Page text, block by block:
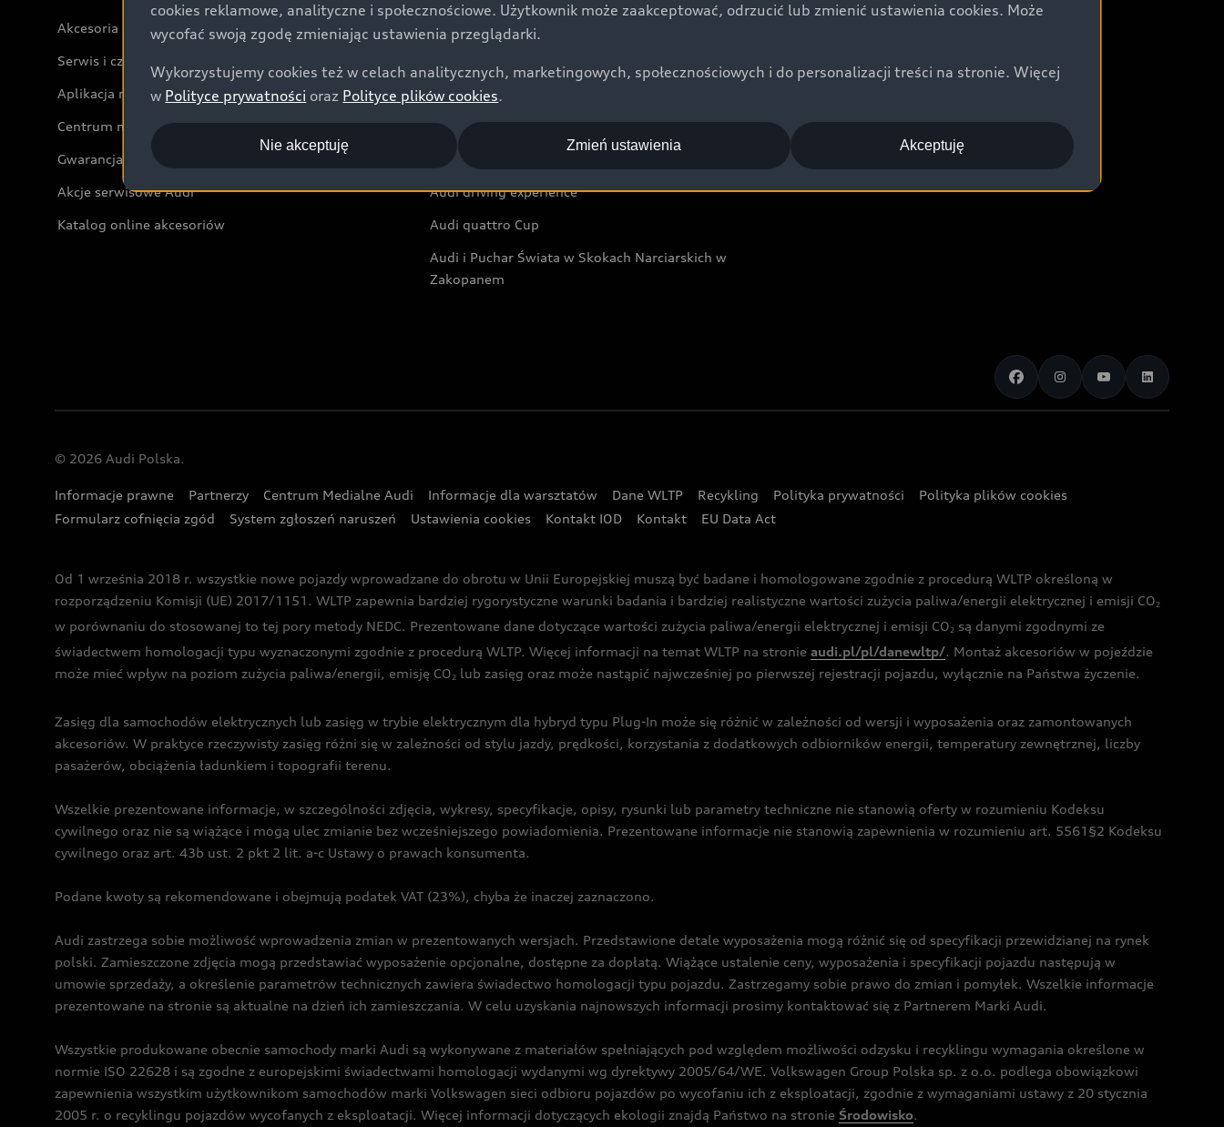
Akcesoria
Serwis i części
Aplikacja myAudi i usługi cyfrowe
Centrum napraw powypadkowych
Gwarancja
Akcje serwisowe Audi
Katalog online akcesoriów
Aktualności i historie postępu
Audi Nuvolari
Audi Sport Festiwal
Audi i Muzeum Sztuki Nowoczesnej w Warszawie
Audi driving experience
Audi quattro Cup
Audi i Puchar Świata w Skokach Narciarskich w
Zakopanem
© 2026 Audi Polska.
Informacje prawne Partnerzy Centrum Medialne Audi Informacje dla warsztatów Dane WLTP Recykling Polityka prywatności
Polityka plików cookies
Formularz cofnięcia zgód
System zgłoszeń naruszeń Ustawienia cookies Kontakt IOD Kontakt EU Data Act
Od 1 września 2018 r. wszystkie nowe pojazdy wprowadzane do obrotu w Unii Europejskiej muszą być badane i homologowane zgodnie z procedurą WLTP określoną w
rozporządzeniu Komisji (UE) 2017/1151. WLTP zapewnia bardziej rygorystyczne warunki badania i bardziej realistyczne wartości zużycia paliwa/energii elektrycznej i emisji CO2
w porównaniu do stosowanej to tej pory metody NEDC. Prezentowane dane dotyczące wartości zużycia paliwa/energii elektrycznej i emisji CO2 są danymi zgodnymi ze
świadectwem homologacji typu wyznaczonymi zgodnie z procedurą WLTP. Więcej informacji na temat WLTP na stronie audi.pl/pl/danewltp/. Montaż akcesoriów w pojeździe
może mieć wpływ na poziom zużycia paliwa/energii, emisję CO2 lub zasięg oraz może nastąpić najwcześniej po pierwszej rejestracji pojazdu, wyłącznie na Państwa życzenie.
Zasięg dla samochodów elektrycznych lub zasięg w trybie elektrycznym dla hybryd typu Plug-In może się różnić w zależności od wersji i wyposażenia oraz zamontowanych
akcesoriów. W praktyce rzeczywisty zasięg różni się w zależności od stylu jazdy, prędkości, korzystania z dodatkowych odbiorników energii, temperatury zewnętrznej, liczby
pasażerów, obciążenia ładunkiem i topografii terenu.
Wszelkie prezentowane informacje, w szczególności zdjęcia, wykresy, specyfikacje, opisy, rysunki lub parametry techniczne nie stanowią oferty w rozumieniu Kodeksu
cywilnego oraz nie są wiążące i mogą ulec zmianie bez wcześniejszego powiadomienia. Prezentowane informacje nie stanowią zapewnienia w rozumieniu art. 5561§2 Kodeksu
cywilnego oraz art. 43b ust. 2 pkt 2 lit. a-c Ustawy o prawach konsumenta.
Podane kwoty są rekomendowane i obejmują podatek VAT (23%), chyba że inaczej zaznaczono.
Audi zastrzega sobie możliwość wprowadzenia zmian w prezentowanych wersjach. Przedstawione detale wyposażenia mogą różnić się od specyfikacji przewidzianej na rynek
polski. Zamieszczone zdjęcia mogą przedstawiać wyposażenie opcjonalne, dostępne za dopłatą. Wiążące ustalenie ceny, wyposażenia i specyfikacji pojazdu następują w
umowie sprzedaży, a określenie parametrów technicznych zawiera świadectwo homologacji typu pojazdu. Zastrzegamy sobie prawo do zmian i pomyłek. Wszelkie informacje
prezentowane na stronie są aktualne na dzień ich zamieszczania. W celu uzyskania najnowszych informacji prosimy kontaktować się z Partnerem Marki Audi.
Wszystkie produkowane obecnie samochody marki Audi są wykonywane z materiałów spełniających pod względem możliwości odzysku i recyklingu wymagania określone w
normie ISO 22628 i są zgodne z europejskimi świadectwami homologacji wydanymi wg dyrektywy 2005/64/WE. Volkswagen Group Polska sp. z o.o. podlega obowiązkowi
zapewnienia wszystkim użytkownikom samochodów marki Volkswagen sieci odbioru pojazdów po wycofaniu ich z eksploatacji, zgodnie z wymaganiami ustawy z 20 stycznia
2005 r. o recyklingu pojazdów wycofanych z eksploatacji. Więcej informacji dotyczących ekologii znajdą Państwo na stronie Środowisko.
cookies reklamowe, analityczne i społecznościowe. Użytkownik może zaakceptować, odrzucić lub zmienić ustawienia cookies. Może
wycofać swoją zgodę zmieniając ustawienia przeglądarki.
Wykorzystujemy cookies też w celach analitycznych, marketingowych, społecznościowych i do personalizacji treści na stronie. Więcej
w Polityce prywatności oraz Polityce plików cookies.
Akceptuję
Nie akceptuję Zmień ustawienia